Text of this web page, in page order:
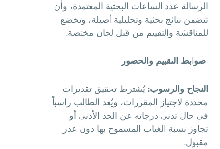
الرسالة عدد الساعات البحثية المعتمدة، وأن
تتضمن نتائج بحثية وتحليلية أصيلة، وتخضع
للمناقشة والتقييم من قبل لجان مختصة.
ضوابط التقييم والحضور
النجاح والرسوب: يُشترط تحقيق تقديرات
محددة لاجتياز المقررات، ويُعد الطالب راسباً
في حال تدني درجاته عن الحد الأدنى أو
تجاوز نسبة الغياب المسموح بها دون عذر
مقبول.